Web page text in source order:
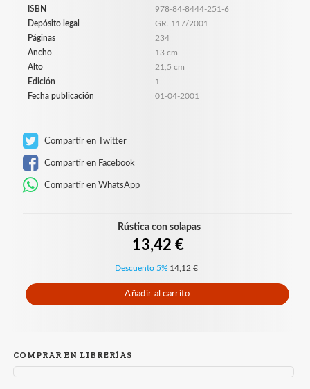
ISBN
978-84-8444-251-6
Depósito legal
GR. 117/2001
Páginas
234
Ancho
13 cm
Alto
21,5 cm
Edición
1
Fecha publicación
01-04-2001
Compartir en Twitter
Compartir en Facebook
Compartir en WhatsApp
Rústica con solapas
13,42 €
Descuento 5% 14,12 €
Añadir al carrito
COMPRAR EN LIBRERÍAS